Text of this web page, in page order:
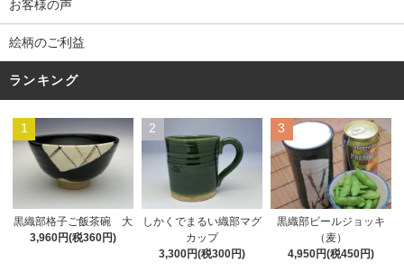
お客様の声
絵柄のご利益
ランキング
1
黒織部格子ご飯茶碗 大
3,960円(税360円)
2
しかくでまるい織部マグ
カップ
3,300円(税300円)
3
黒織部ビールジョッキ
（麦）
4,950円(税450円)